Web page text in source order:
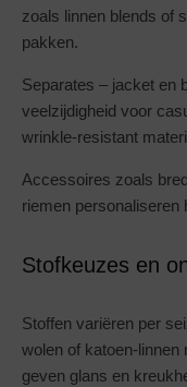
zoals linnen blends of
pakken.
Separates – jacket en
veelzijdigheid voor
wrinkle-resistant
Accessoires zoals
riemen personaliseren
Stofkeuzes en
Stoffen variëren per
wolen of katoen-
geven glans en